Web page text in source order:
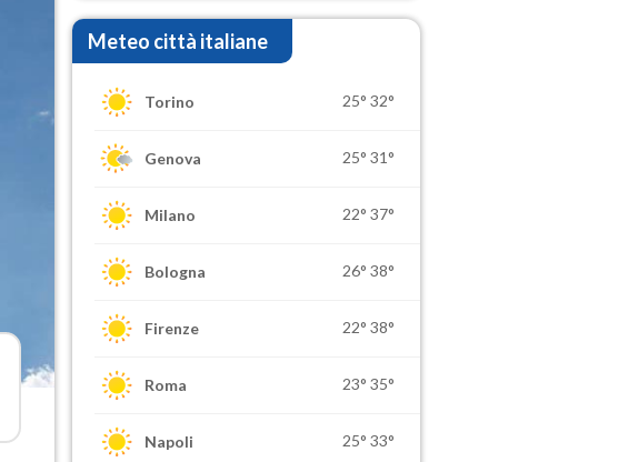
Meteo città italiane
Torino 25° 32°
Genova 25° 31°
Milano 22° 37°
Bologna 26° 38°
Firenze 22° 38°
Roma 23° 35°
Napoli 25° 33°